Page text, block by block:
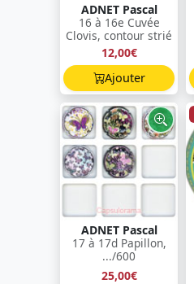
ADNET Pascal
16 à 16e Cuvée
Clovis, contour strié
12,00€
Ajouter
ADNET Pascal
17 à 17d Papillon,
.../600
25,00€